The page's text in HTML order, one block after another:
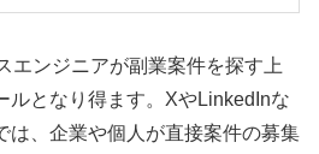
エンジニアが副業案件を探す上
ルとなり得ます。XやLinkedInな
は、企業や個人が直接案件の募集